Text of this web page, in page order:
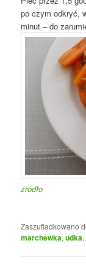
po czym odkryć,
minut – do
źródło
Zaszufladkowano
marchewka,udka,